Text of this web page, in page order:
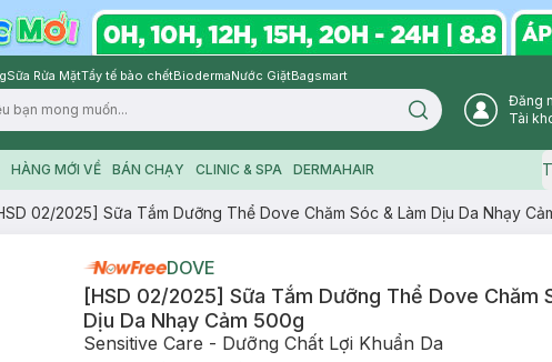
Sữa Rửa MặtTẩy tế bào chếtBiodermaNước GiặtBagsmart
Search icon
Đăng
Tài
HÀNG MỚI VỀ BÁN CHẠY CLINIC & SPA DERMAHAIR
02/2025] Sữa Tắm Dưỡng Thể Dove Chăm Sóc & Làm Dịu Da Nhạy
DOVE
[HSD 02/2025] Sữa Tắm Dưỡng Thể Dove Chăm
Dịu Da Nhạy Cảm 500g
Sensitive Care - Dưỡng Chất Lợi Khuẩn Da